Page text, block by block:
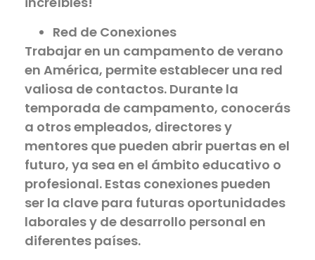
Red de Conexiones
Trabajar en un campamento de verano
en América, permite establecer una red
valiosa de contactos. Durante la
temporada de campamento, conocerás
a otros empleados, directores y
mentores que pueden abrir puertas en el
futuro, ya sea en el ámbito educativo o
profesional. Estas conexiones pueden
ser la clave para futuras oportunidades
laborales y de desarrollo personal en
diferentes países.